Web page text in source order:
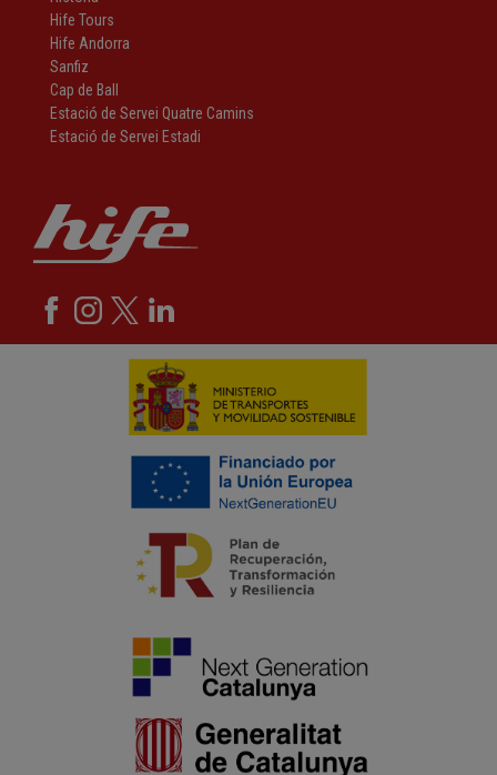
Hife Tours
Hife Andorra
Sanfiz
Cap de Ball
Estació de Servei Quatre Camins
Estació de Servei Estadi